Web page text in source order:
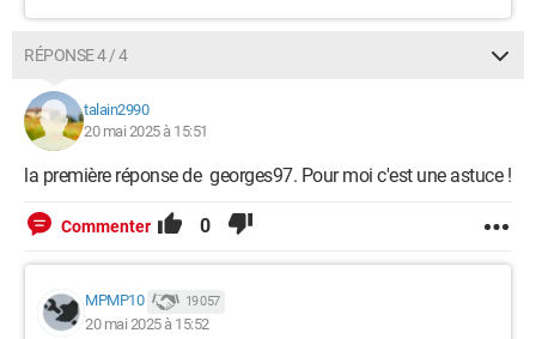
RÉPONSE 4 / 4
talain2990
20 mai 2025 à 15:51
la première réponse de georges97. Pour moi c'est une astuce !
Commenter 0
MPMP10 19 057
20 mai 2025 à 15:52